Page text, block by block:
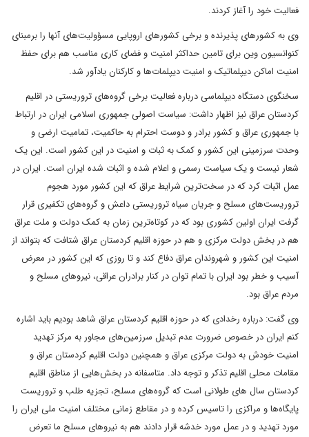
فعالیت خود را آغاز کردند.
وی به کشورهای پذیرنده و برخی کشورهای اروپایی مسؤولیت‌های آنها را برمبنای
کنوانسیون وین برای تامین حداکثر امنیت و فضای کاری مناسب هم برای حفظ
امنیت اماکن دیپلماتیک و امنیت دیپلمات‌ها و کارکنان یادآور شد.
سخنگوی دستگاه دیپلماسی درباره فعالیت برخی گروه‌های تروریستی در اقلیم
کردستان عراق نیز اظهار داشت: سیاست اصولی جمهوری اسلامی ایران در ارتباط
با جمهوری عراق و کشور برادر و دوست احترام به حاکمیت، تمامیت ارضی و
وحدت سرزمینی این کشور و کمک به ثبات و امنیت در این کشور است. این یک
شعار نیست و یک سیاست رسمی و اعلام شده و اثبات شده ایران است. ایران در
عمل اثبات کرد که در سخت‌ترین شرایط عراق که این کشور مورد هجوم
تروریست‌های مسلح و جریان سیاه تروریستی داعش و گروه‌های تکفیری قرار
گرفت ایران اولین کشوری بود که در کوتاه‌ترین زمان به کمک دولت و ملت عراق
هم در بخش دولت مرکزی و هم در حوزه اقلیم کردستان عراق شتافت که بتواند از
امنیت این کشور و شهروندان عراق دفاع کند و تا روزی که این کشور در معرض
آسیب و خطر بود ایران با تمام توان در کنار برادران عراقی، نیروهای مسلح و
مردم عراق بود.
وی گفت: درباره رخدادی که در حوزه اقلیم کردستان عراق شاهد بودیم باید اشاره
کنم ایران در خصوص ضرورت عدم تبدیل سرزمین‌های مجاور به مرکز تهدید
امنیت خودش به دولت مرکزی عراق و همچنین دولت اقلیم کردستان عراق و
مقامات محلی اقلیم تذکر و توجه داد. متاسفانه در بخش‌هایی از مناطق اقلیم
کردستان سال های طولانی است که گروه‌های مسلح، تجزیه طلب و تروریست
پایگاه‌ها و مراکزی را تاسیس کرده و در مقاطع زمانی مختلف امنیت ملی ایران را
مورد تهدید و در عمل مورد خدشه قرار دادند هم به نیروهای مسلح ما تعرض